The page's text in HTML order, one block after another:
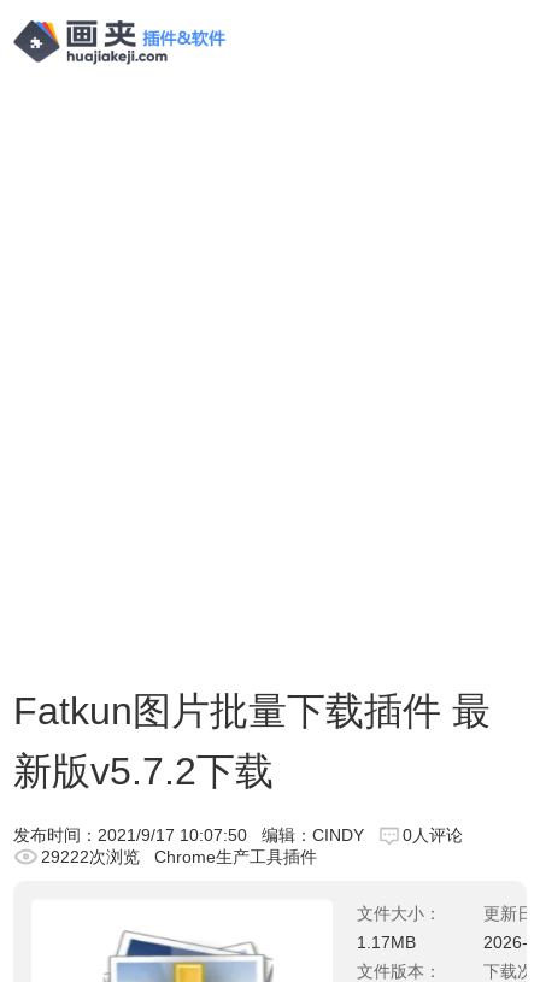
Fatkun图片批量下载插件 最
新版v5.7.2下载
发布时间： 2021/9/17 10:07:50 编辑：CINDY
0人评论
29222次浏览
Chrome生产工具插件
文件大小：
1.17MB
文件版本：
更新日
2026-
下载次